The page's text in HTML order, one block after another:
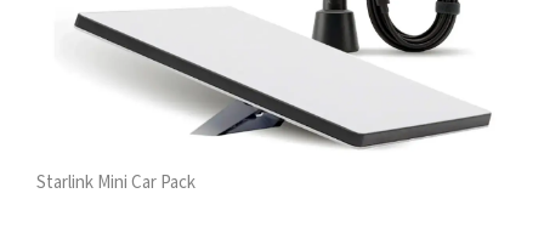
Starlink Mini Car Pack